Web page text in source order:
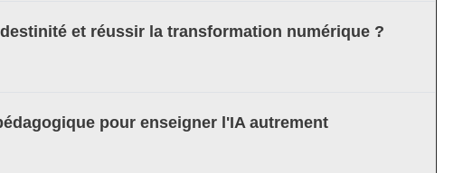
et réussir la transformation numérique ?
pour enseigner l'IA autrement